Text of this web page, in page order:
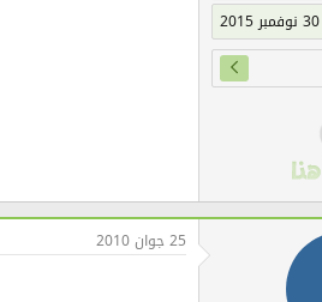
30 نوفمبر 2015
25 جوان 2010